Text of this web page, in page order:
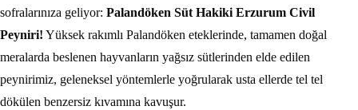
sofralarınıza geliyor: Palandöken Süt Hakiki Erzurum Civil
Peyniri! Yüksek rakımlı Palandöken eteklerinde, tamamen doğal
meralarda beslenen hayvanların yağsız sütlerinden elde edilen
peynirimiz, geleneksel yöntemlerle yoğrularak usta ellerde tel tel
dökülen benzersiz kıvamına kavuşur.